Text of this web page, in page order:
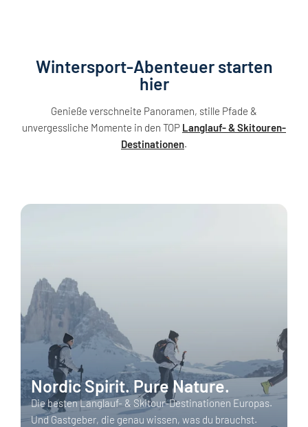
Wintersport-Abenteuer starten
hier
Genieße verschneite Panoramen, stille Pfade &
unvergessliche Momente in den TOP Langlauf- & Skitouren-
Destinationen.
Nordic Spirit. Pure Nature.
Die besten Langlauf- & Skitour-Destinationen Europas.
Und Gastgeber, die genau wissen, was du brauchst.